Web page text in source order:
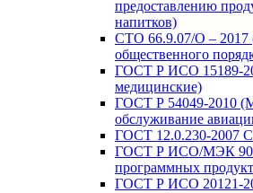
предоставлению
напитков)
СТО 66.9.07/О – 2017
общественного
ГОСТ Р ИСО 15189-
медицинские)
ГОСТ Р 54049-2010
обслуживание
ГОСТ 12.0.230-2007
ГОСТ Р ИСО/МЭК
программных
ГОСТ Р ИСО 20121-